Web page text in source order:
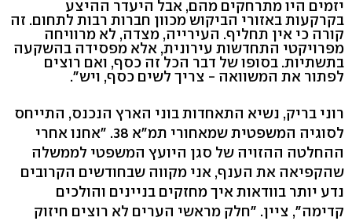
יזמים היו מתרחקים מהם, אבל היעדר ההיצע
בקרקעות באזורי הביקוש מכוון חברות רבות לתחום. זה
קורה כי אין תחליף. העירייה, מצדה, לא מרוויחה
מפרויקטי התחדשות עירונית, אלא מפסידה בהשקעה
בתשתיות. בסופו של דבר הכל זה כסף, ואם רוצים
לפתור את המשוואה - צריך לשים כסף, ויש".
רוני בריק, נשיא התאחדות בוני הארץ הנכנס, התייחס
לסוגיה המשפטית שמאחורי תמ"א 38. "אחנו אחרי
ההחלטה ההזויה של סגן היועץ המשפטי לממשלה
שהקפיאה את הענף, אני מקווה שבחודשים הקרובים
נדע יותר בוודאות איך מחזקים בניינים והולכים
קדימה", ציין. "חלק מראשי הערים לא רוצים חיזוק